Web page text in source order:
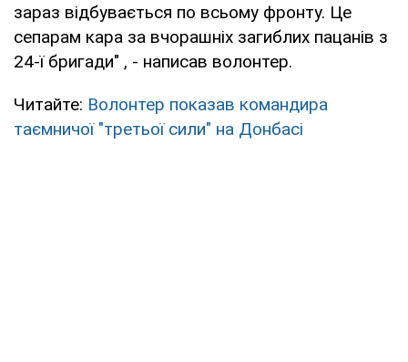
зараз відбувається по всьому фронту. Це
сепарам кара за вчорашніх загиблих пацанів з
24-ї бригади" , - написав волонтер.
Читайте: Волонтер показав командира
таємничої "третьої сили" на Донбасі